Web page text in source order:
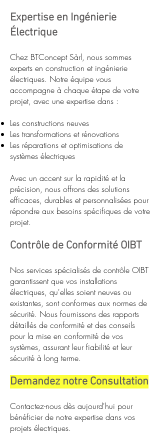
Expertise en Ingénierie
Électrique
Chez BTConcept Sàrl, nous sommes
experts en construction et ingénierie
électriques. Notre équipe vous
accompagne à chaque étape de votre
projet, avec une expertise dans :
Les constructions neuves
Les transformations et rénovations
Les réparations et optimisations de
systèmes électriques
Avec un accent sur la rapidité et la
précision, nous offrons des solutions
efficaces, durables et personnalisées pour
répondre aux besoins spécifiques de votre
projet.
Contrôle de Conformité OIBT
Nos services spécialisés de contrôle OIBT
garantissent que vos installations
électriques, qu'elles soient neuves ou
existantes, sont conformes aux normes de
sécurité. Nous fournissons des rapports
détaillés de conformité et des conseils
pour la mise en conformité de vos
systèmes, assurant leur fiabilité et leur
sécurité à long terme.
Demandez notre Consultation
Contactez-nous dès aujourd'hui pour
bénéficier de notre expertise dans vos
projets électriques.